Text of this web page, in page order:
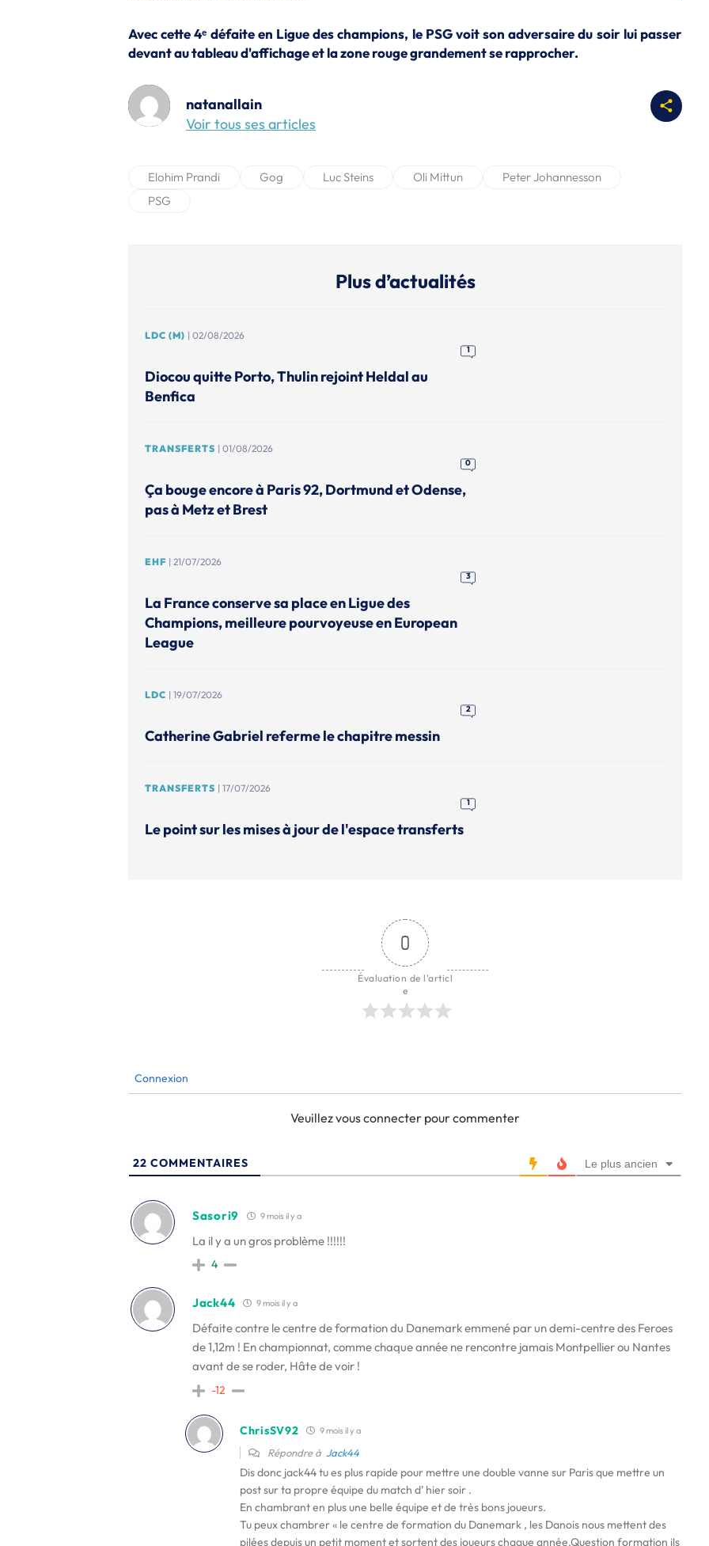
Avec cette 4ᵉ défaite en Ligue des champions, le PSG voit son adversaire du soir lui passer
devant au tableau d'affichage et la zone rouge grandement se rapprocher.
natanallain
Voir tous ses articles
Elohim Prandi Gog Luc Steins Oli Mittun
Peter Johannesson
PSG
Plus d’actualités
LDC (M) | 02/08/2026
1
Diocou quitte Porto, Thulin rejoint Heldal au
Benfica
TRANSFERTS | 01/08/2026
0
Ça bouge encore à Paris 92, Dortmund et Odense,
pas à Metz et Brest
EHF | 21/07/2026
3
La France conserve sa place en Ligue des
Champions, meilleure pourvoyeuse en European
League
LDC | 19/07/2026
2
Catherine Gabriel referme le chapitre messin
TRANSFERTS | 17/07/2026
1
Le point sur les mises à jour de l'espace transferts
0
Évaluation de l'articl
e
Connexion
Veuillez vous connecter pour commenter
22 COMMENTAIRES Le plus ancien
Sasori9 9 mois il y a
La il y a un gros problème !!!!!!
4
Jack44 9 mois il y a
Défaite contre le centre de formation du Danemark emmené par un demi-centre des Feroes
de 1,12m ! En championnat, comme chaque année ne rencontre jamais Montpellier ou Nantes
avant de se roder, Hâte de voir !
-12
ChrisSV92 9 mois il y a
Répondre à Jack44
Dis donc jack44 tu es plus rapide pour mettre une double vanne sur Paris que mettre un
post sur ta propre équipe du match d’ hier soir .
En chambrant en plus une belle équipe et de très bons joueurs.
Tu peux chambrer « le centre de formation du Danemark , les Danois nous mettent des
pilées depuis un petit moment et sortent des joueurs chaque année.Question formation ils